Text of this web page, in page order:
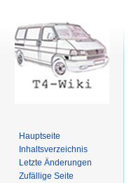
Hauptseite
Inhaltsverzeichnis
Letzte Änderungen
Zufällige Seite